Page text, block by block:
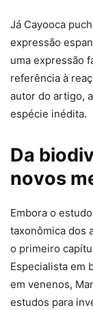
Já Cayooca
expressão
uma expressão
referência à
autor do artigo,
espécie inédita.
Da
novos
Embora o
taxonômica dos
o primeiro
Especialista em
em venenos,
estudos para